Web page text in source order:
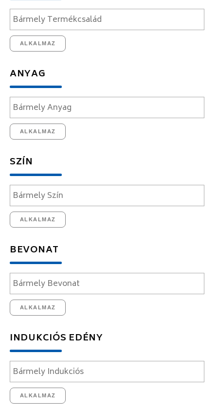
ALKALMAZ
ANYAG
ALKALMAZ
SZÍN
ALKALMAZ
BEVONAT
ALKALMAZ
INDUKCIÓS EDÉNY
ALKALMAZ